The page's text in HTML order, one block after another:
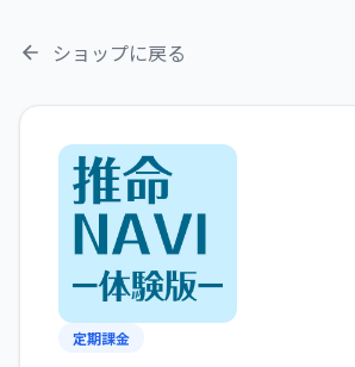
ショップに戻る
定期課金